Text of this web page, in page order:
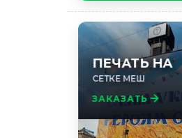
ПЕЧАТЬ НА
СЕТКЕ МЕШ
ЗАКАЗАТЬ